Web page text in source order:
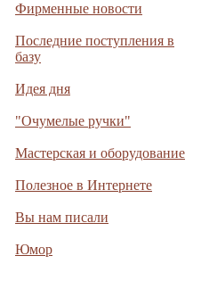
Фирменные новости
Последние поступления в
базу
Идея дня
"Очумелые ручки"
Мастерская и оборудование
Полезное в Интернете
Вы нам писали
Юмор